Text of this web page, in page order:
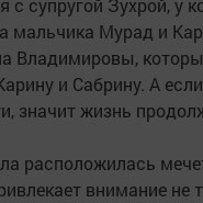
с супругой Зухрой, у
мальчика Мурад и
Владимировы,
и Сабрину. А
значит жизнь
расположилась
внимание не